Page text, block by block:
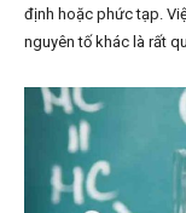
định hoặc phức tạp.
nguyên tố khác là rất